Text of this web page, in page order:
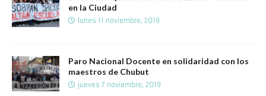
en la Ciudad
lunes 11 noviembre, 2019
Paro Nacional Docente en solidaridad con los
maestros de Chubut
jueves 7 noviembre, 2019